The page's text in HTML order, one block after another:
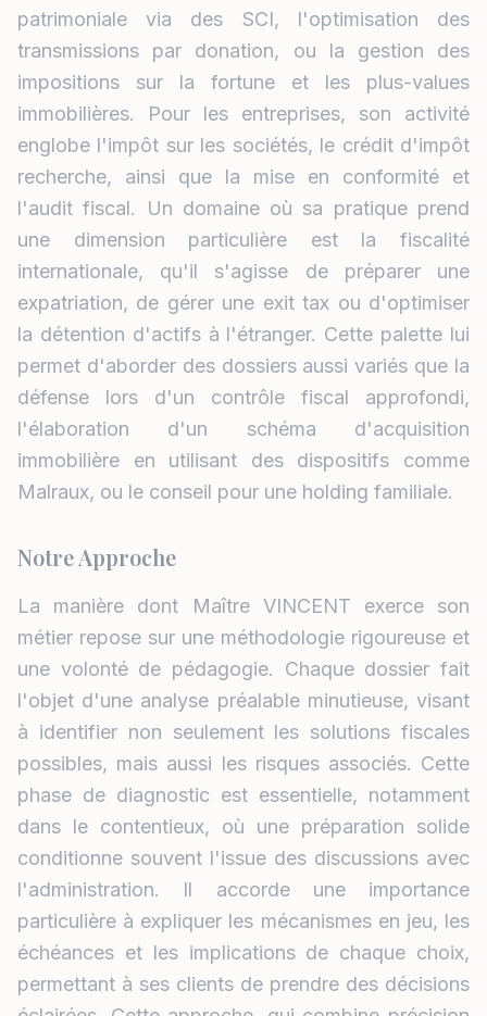
patrimoniale via des SCI, l'optimisation des
transmissions par donation, ou la gestion des
impositions sur la fortune et les plus-values
immobilières. Pour les entreprises, son activité
englobe l'impôt sur les sociétés, le crédit d'impôt
recherche, ainsi que la mise en conformité et
l'audit fiscal. Un domaine où sa pratique prend
une dimension particulière est la fiscalité
internationale, qu'il s'agisse de préparer une
expatriation, de gérer une exit tax ou d'optimiser
la détention d'actifs à l'étranger. Cette palette lui
permet d'aborder des dossiers aussi variés que la
défense lors d'un contrôle fiscal approfondi,
l'élaboration d'un schéma d'acquisition
immobilière en utilisant des dispositifs comme
Malraux, ou le conseil pour une holding familiale.
Notre Approche
La manière dont Maître VINCENT exerce son
métier repose sur une méthodologie rigoureuse et
une volonté de pédagogie. Chaque dossier fait
l'objet d'une analyse préalable minutieuse, visant
à identifier non seulement les solutions fiscales
possibles, mais aussi les risques associés. Cette
phase de diagnostic est essentielle, notamment
dans le contentieux, où une préparation solide
conditionne souvent l'issue des discussions avec
l'administration. Il accorde une importance
particulière à expliquer les mécanismes en jeu, les
échéances et les implications de chaque choix,
permettant à ses clients de prendre des décisions